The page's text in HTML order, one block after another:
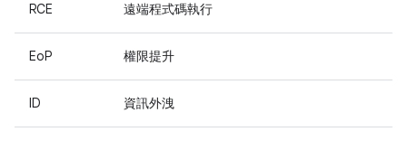
RCE 遠端程式碼執行
EoP 權限提升
ID 資訊外洩